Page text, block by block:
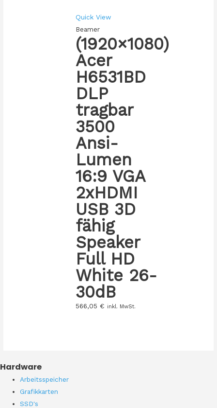
Quick View
Beamer
(1920×1080)
Acer
H6531BD
DLP
tragbar
3500
Ansi-
Lumen
16:9 VGA
2xHDMI
USB 3D
fähig
Speaker
Full HD
White 26-
30dB
566,05 € inkl. MwSt.
Hardware
Arbeitsspeicher
Grafikkarten
SSD's